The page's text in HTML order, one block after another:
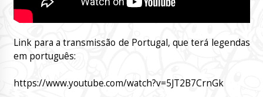
Link para a transmissão de Portugal, que terá legendas
em português:
https://www.youtube.com/watch?v=5JT2B7CrnGk